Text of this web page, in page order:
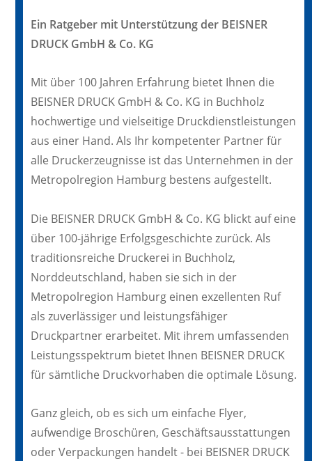
Ein Ratgeber mit Unterstützung der BEISNER
DRUCK GmbH & Co. KG
Mit über 100 Jahren Erfahrung bietet Ihnen die
BEISNER DRUCK GmbH & Co. KG in Buchholz
hochwertige und vielseitige Druckdienstleistungen
aus einer Hand. Als Ihr kompetenter Partner für
alle Druckerzeugnisse ist das Unternehmen in der
Metropolregion Hamburg bestens aufgestellt.
Die BEISNER DRUCK GmbH & Co. KG blickt auf eine
über 100-jährige Erfolgsgeschichte zurück. Als
traditionsreiche Druckerei in Buchholz,
Norddeutschland, haben sie sich in der
Metropolregion Hamburg einen exzellenten Ruf
als zuverlässiger und leistungsfähiger
Druckpartner erarbeitet. Mit ihrem umfassenden
Leistungsspektrum bietet Ihnen BEISNER DRUCK
für sämtliche Druckvorhaben die optimale Lösung.
Ganz gleich, ob es sich um einfache Flyer,
aufwendige Broschüren, Geschäftsausstattungen
oder Verpackungen handelt - bei BEISNER DRUCK